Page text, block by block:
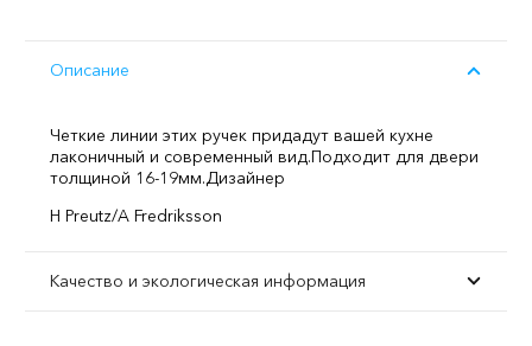
Описание
Четкие линии этих ручек придадут вашей кухне
лаконичный и современный вид.Подходит для двери
толщиной 16-19мм.Дизайнер
H Preutz/A Fredriksson
Качество и экологическая информация